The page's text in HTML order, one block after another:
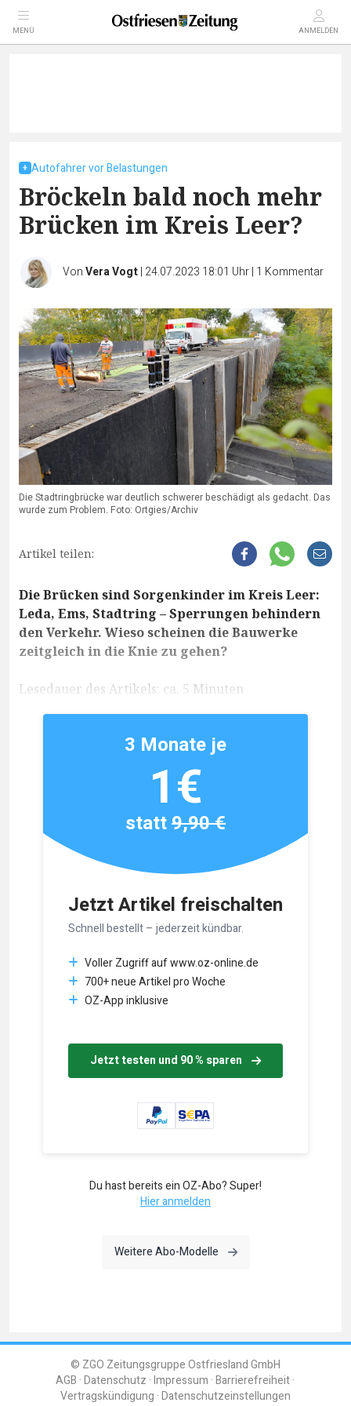
MENÜ ANMELDEN
Autofahrer vor Belastungen
Bröckeln bald noch mehr
Brücken im Kreis Leer?
VonVera Vogt| 24.07.2023 18:01 Uhr| 1 Kommentar
Die Stadtringbrücke war deutlich schwerer beschädigt als gedacht. Das
wurde zum Problem. Foto: Ortgies/Archiv
Artikel teilen:
Die Brücken sind Sorgenkinder im Kreis Leer:
Leda, Ems, Stadtring – Sperrungen behindern
den Verkehr. Wieso scheinen die Bauwerke
zeitgleich in die Knie zu gehen?
Lesedauer des Artikels: ca. 5 Minuten
Jetzt Artikel freischalten
Schnell bestellt – jederzeit kündbar.
Voller Zugriff auf www.oz-online.de
700+ neue Artikel pro Woche
OZ-App inklusive
Jetzt testen und 90 % sparen
3 Monate je
1€
statt9,90 €
Du hast bereits ein OZ-Abo? Super!
Hier anmelden
Weitere Abo-Modelle
© ZGO Zeitungsgruppe Ostfriesland GmbH
AGB Datenschutz Impressum Barrierefreiheit
Vertragskündigung Datenschutzeinstellungen